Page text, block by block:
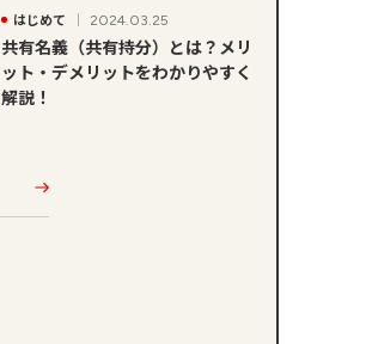
はじめて 2024.03.25
共有名義（共有持分）とは？メリ
ット・デメリットをわかりやすく
解説！